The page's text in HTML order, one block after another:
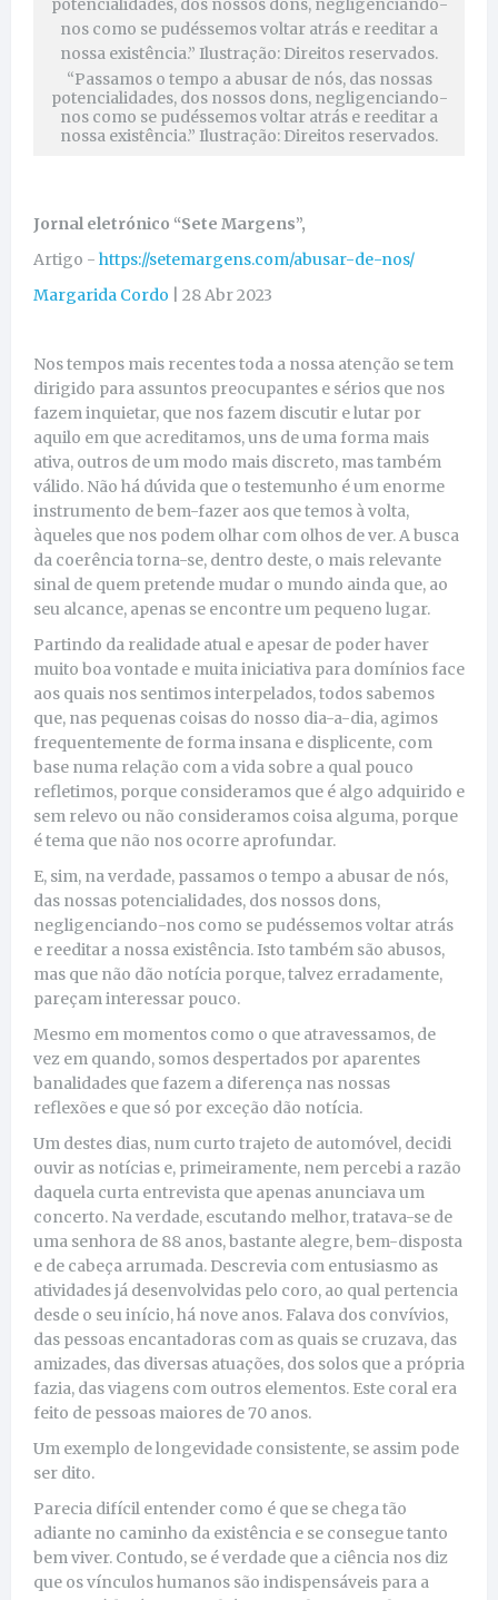
“Passamos o tempo a abusar de nós, das nossas
potencialidades, dos nossos dons, negligenciando-
nos como se pudéssemos voltar atrás e reeditar a
nossa existência.” Ilustração: Direitos reservados.
Jornal eletrónico “Sete Margens”,
Artigo - https://setemargens.com/abusar-de-nos/
Margarida Cordo
28 Abr 2023
Nos tempos mais recentes toda a nossa atenção se tem
dirigido para assuntos preocupantes e sérios que nos
fazem inquietar, que nos fazem discutir e lutar por
aquilo em que acreditamos, uns de uma forma mais
ativa, outros de um modo mais discreto, mas também
válido. Não há dúvida que o testemunho é um enorme
instrumento de bem-fazer aos que temos à volta,
àqueles que nos podem olhar com olhos de ver. A busca
da coerência torna-se, dentro deste, o mais relevante
sinal de quem pretende mudar o mundo ainda que, ao
seu alcance, apenas se encontre um pequeno lugar.
Partindo da realidade atual e apesar de poder haver
muito boa vontade e muita iniciativa para domínios face
aos quais nos sentimos interpelados, todos sabemos
que, nas pequenas coisas do nosso dia-a-dia, agimos
frequentemente de forma insana e displicente, com
base numa relação com a vida sobre a qual pouco
refletimos, porque consideramos que é algo adquirido e
sem relevo ou não consideramos coisa alguma, porque
é tema que não nos ocorre aprofundar.
E, sim, na verdade, passamos o tempo a abusar de nós,
das nossas potencialidades, dos nossos dons,
negligenciando-nos como se pudéssemos voltar atrás
e reeditar a nossa existência. Isto também são abusos,
mas que não dão notícia porque, talvez erradamente,
pareçam interessar pouco.
Mesmo em momentos como o que atravessamos, de
vez em quando, somos despertados por aparentes
banalidades que fazem a diferença nas nossas
reflexões e que só por exceção dão notícia.
Um destes dias, num curto trajeto de automóvel, decidi
ouvir as notícias e, primeiramente, nem percebi a razão
daquela curta entrevista que apenas anunciava um
concerto. Na verdade, escutando melhor, tratava-se de
uma senhora de 88 anos, bastante alegre, bem-disposta
e de cabeça arrumada. Descrevia com entusiasmo as
atividades já desenvolvidas pelo coro, ao qual pertencia
desde o seu início, há nove anos. Falava dos convívios,
das pessoas encantadoras com as quais se cruzava, das
amizades, das diversas atuações, dos solos que a própria
fazia, das viagens com outros elementos. Este coral era
feito de pessoas maiores de 70 anos.
Um exemplo de longevidade consistente, se assim pode
ser dito.
Parecia difícil entender como é que se chega tão
adiante no caminho da existência e se consegue tanto
bem viver. Contudo, se é verdade que a ciência nos diz
que os vínculos humanos são indispensáveis para a